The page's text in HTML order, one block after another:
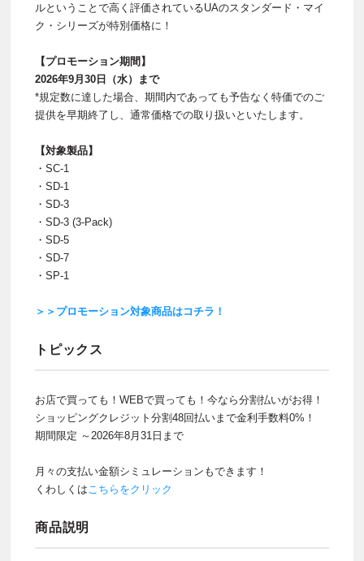
ルということで高く評価されているUAのスタンダード・マイ
ク・シリーズが特別価格に！
【プロモーション期間】
2026年9月30日（水）まで
*規定数に達した場合、期間内であっても予告なく特価でのご
提供を早期終了し、通常価格での取り扱いといたします。
【対象製品】
・SC-1
・SD-1
・SD-3
・SD-3 (3-Pack)
・SD-5
・SD-7
・SP-1
＞＞プロモーション対象商品はコチラ！
トピックス
お店で買っても！WEBで買っても！今なら分割払いがお得！
ショッピングクレジット分割48回払いまで金利手数料0%！
期間限定 ～2026年8月31日まで
月々の支払い金額シミュレーションもできます！
くわしくはこちらをクリック
商品説明